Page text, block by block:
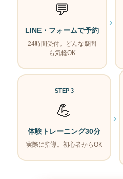
💬
LINE・フォームで予約
24時間受付。どんな疑問
も気軽OK
›
STEP 3
💪
体験トレーニング30分
実際に指導。初心者からOK
›